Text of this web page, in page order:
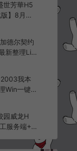
世芳華H5
】8月最
程+视频
德尔契约
新整理Lin
详细搭建
2003我本
Win一键
园威龙H
服务端+W